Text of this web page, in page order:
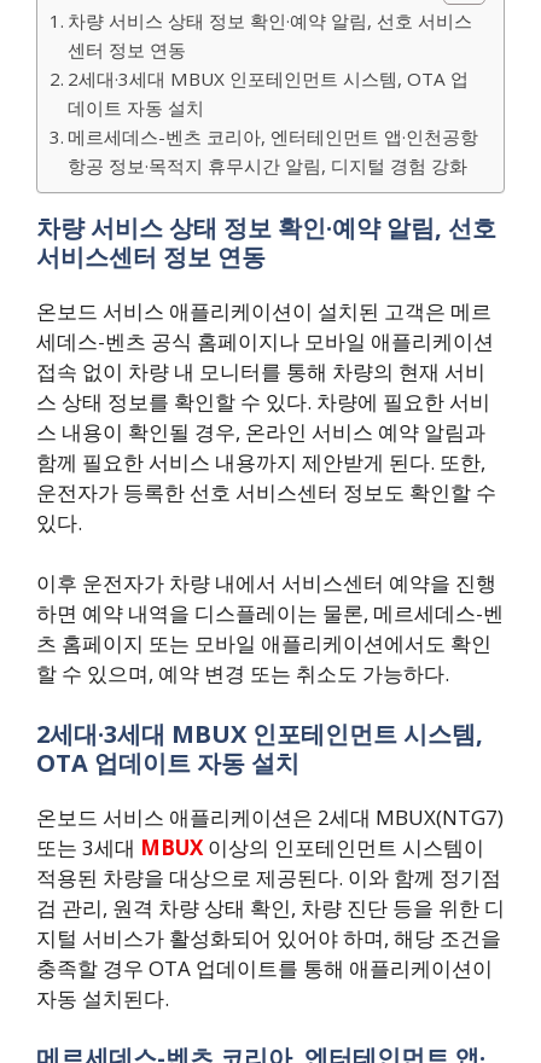
차량 서비스 상태 정보 확인·예약 알림, 선호 서비스
센터 정보 연동
2세대·3세대 MBUX 인포테인먼트 시스템, OTA 업
데이트 자동 설치
메르세데스-벤츠 코리아, 엔터테인먼트 앱·인천공항
항공 정보·목적지 휴무시간 알림, 디지털 경험 강화
차량 서비스 상태 정보 확인·예약 알림, 선호
서비스센터 정보 연동
온보드 서비스 애플리케이션이 설치된 고객은 메르
세데스-벤츠 공식 홈페이지나 모바일 애플리케이션
접속 없이 차량 내 모니터를 통해 차량의 현재 서비
스 상태 정보를 확인할 수 있다. 차량에 필요한 서비
스 내용이 확인될 경우, 온라인 서비스 예약 알림과
함께 필요한 서비스 내용까지 제안받게 된다. 또한,
운전자가 등록한 선호 서비스센터 정보도 확인할 수
있다.
이후 운전자가 차량 내에서 서비스센터 예약을 진행
하면 예약 내역을 디스플레이는 물론, 메르세데스-벤
츠 홈페이지 또는 모바일 애플리케이션에서도 확인
할 수 있으며, 예약 변경 또는 취소도 가능하다.
2세대·3세대 MBUX 인포테인먼트 시스템,
OTA 업데이트 자동 설치
온보드 서비스 애플리케이션은 2세대 MBUX(NTG7)
또는 3세대 MBUX이상의 인포테인먼트 시스템이
적용된 차량을 대상으로 제공된다. 이와 함께 정기점
검 관리, 원격 차량 상태 확인, 차량 진단 등을 위한 디
지털 서비스가 활성화되어 있어야 하며, 해당 조건을
충족할 경우 OTA 업데이트를 통해 애플리케이션이
자동 설치된다.